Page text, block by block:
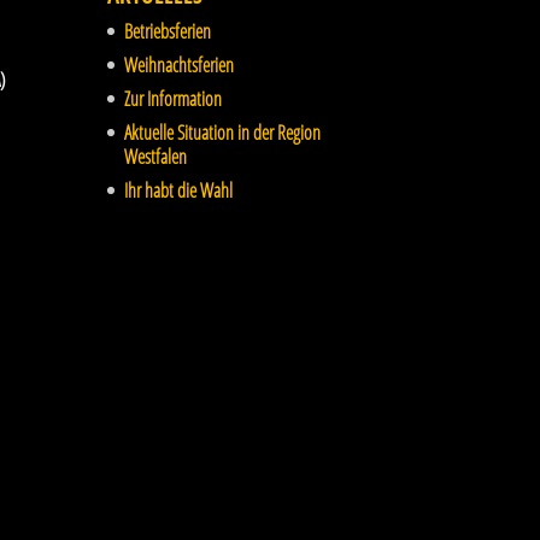
Betriebsferien
Weihnachtsferien
Zur Information
Aktuelle Situation in der Region
Westfalen
Ihr habt die Wahl